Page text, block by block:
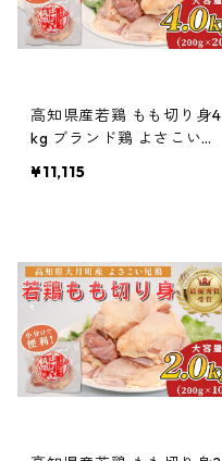
高知県産若鶏 もも切り身4
kg ブランド鶏 よさこい尾
¥11,115